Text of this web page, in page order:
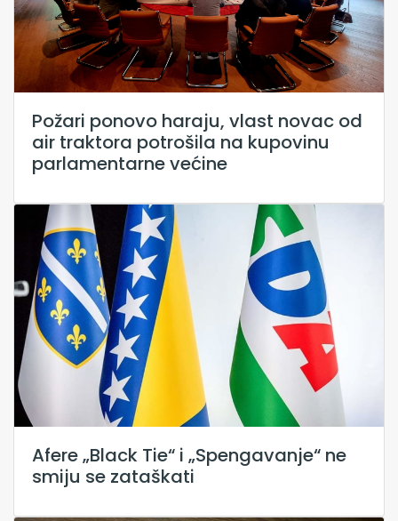
Požari ponovo haraju, vlast novac od
air traktora potrošila na kupovinu
parlamentarne većine
Afere „Black Tie“ i „Spengavanje“ ne
smiju se zataškati